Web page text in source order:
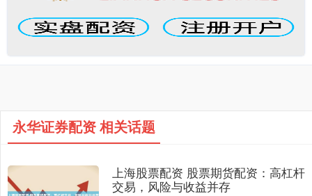
永华证券配资 相关话题
上海股票配资 股票期货配资：高杠杆
交易，风险与收益并存